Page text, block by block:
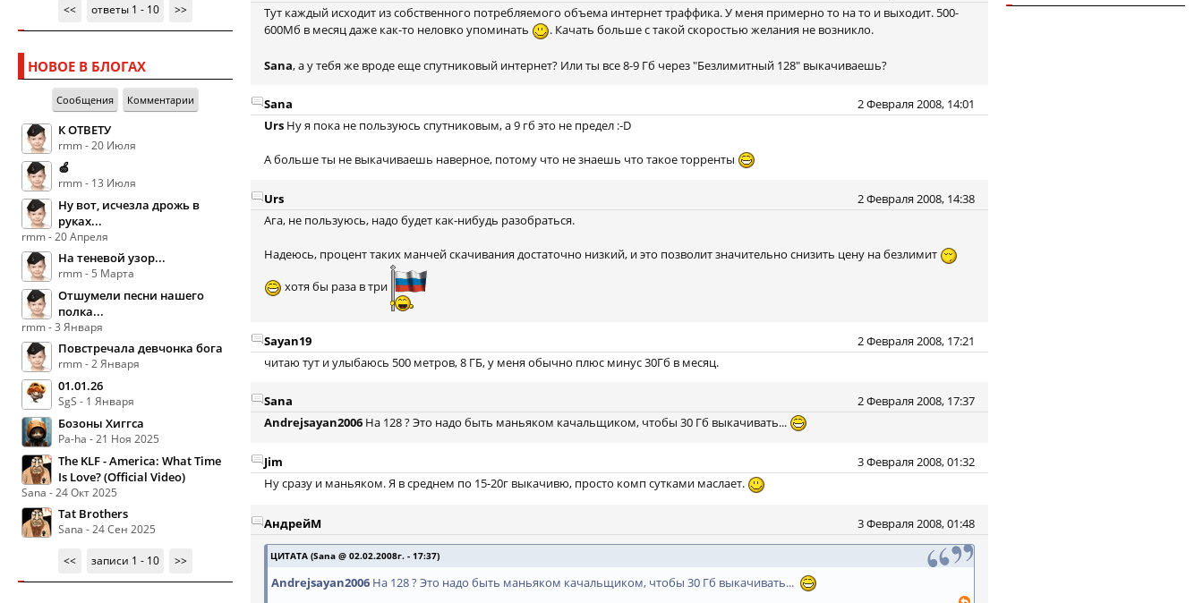
<<
ответы 1 - 10 >>
НОВОЕ В БЛОГАХ
Сообщения Комментарии
К ОТВЕТУ
rmm - 20 Июля
🍏
rmm - 13 Июля
Ну вот, исчезла дрожь в
руках...
rmm - 20 Апреля
На теневой узор...
rmm - 5 Марта
Отшумели песни нашего
полка...
rmm - 3 Января
Повстречала девчонка бога
rmm - 2 Января
01.01.26
SgS - 1 Января
Бозоны Хиггса
Pa-ha - 21 Ноя 2025
The KLF - America: What Time
Is Love? (Official Video)
Sana - 24 Окт 2025
Tat Brothers
Sana - 24 Сен 2025
<< записи 1 - 10 >>
Тут каждый исходит из собственного потребляемого объема интернет траффика. У меня примерно то на то и выходит. 500-
600Мб в месяц даже как-то неловко упоминать
. Качать больше с такой скоростью желания не возникло.
Sana, а у тебя же вроде еще спутниковый интернет? Или ты все 8-9 Гб через "Безлимитный 128" выкачиваешь?
2 Февраля 2008, 14:01
Sana
Urs Ну я пока не пользуюсь спутниковым, а 9 гб это не предел :-D
А больше ты не выкачиваешь наверное, потому что не знаешь что такое торренты
2 Февраля 2008, 14:38
Urs
Ага, не пользуюсь, надо будет как-нибудь разобраться.
Надеюсь, процент таких манчей скачивания достаточно низкий, и это позволит значительно снизить цену на безлимит
хотя бы раза в три
2 Февраля 2008, 17:21
Sayan19
читаю тут и улыбаюсь 500 метров, 8 ГБ, у меня обычно плюс минус 30Гб в месяц.
2 Февраля 2008, 17:37
Sana
Andrejsayan2006 На 128 ? Это надо быть маньяком качальщиком, чтобы 30 Гб выкачивать...
3 Февраля 2008, 01:32
Jim
Ну сразу и маньяком. Я в среднем по 15-20г выкачивю, просто комп сутками маслает.
3 Февраля 2008, 01:48
АндрейМ
ЦИТАТА (Sana @ 02.02.2008г. - 17:37)
Andrejsayan2006 На 128 ? Это надо быть маньяком качальщиком, чтобы 30 Гб выкачивать...